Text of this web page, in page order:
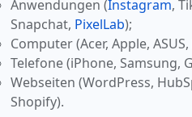
Anwendungen (Instagram,
Snapchat, PixelLab);
Computer (Acer, Apple,
Telefone (iPhone, Samsung,
Webseiten (WordPress,
Shopify).